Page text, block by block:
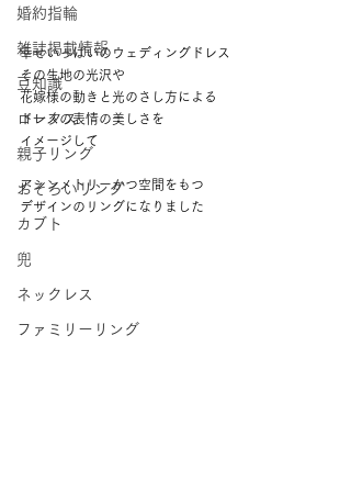
婚約指輪
雑誌掲載情報
豆知識
ロータス
親子リング
おそろいリング
カブト
兜
ネックレス
ファミリーリング
幸せいっぱいのウェディングドレス
その生地の光沢や
花嫁様の動きと光のさし方による
ドレスの表情の美しさを
イメージして
アシンメトリーかつ空間をもつ
デザインのリングになりました